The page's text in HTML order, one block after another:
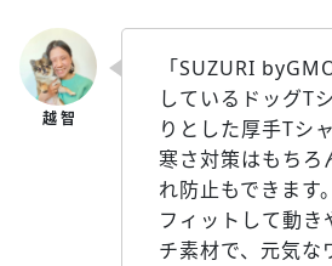
「SUZURI
しているドッグT
りとした厚手Tシ
寒さ対策はもちろ
れ防止もできます
フィットして動き
チ素材で、元気な